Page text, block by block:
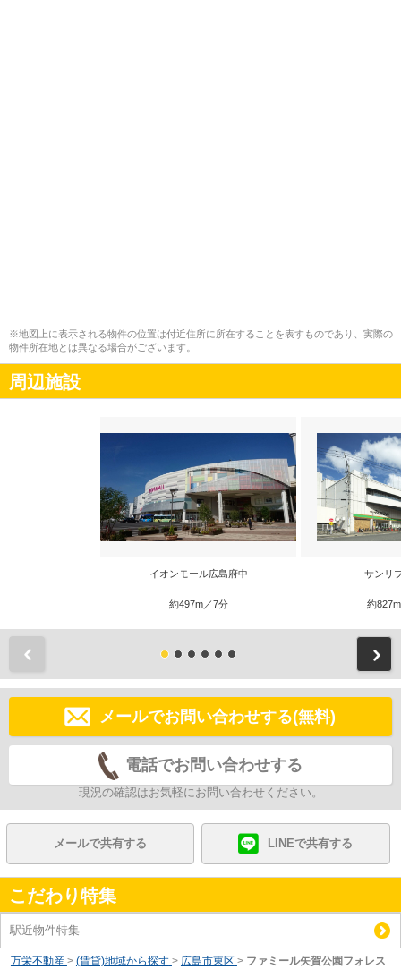
※地図上に表示される物件の位置は付近住所に所在することを表すものであり、実際の
物件所在地とは異なる場合がございます。
周辺施設
イオンモール広島府中
約497m／7分
サンリ
約
メールでお問い合わせする(無料)
電話でお問い合わせする
現況の確認はお気軽にお問い合わせください。
メールで共有する LINEで共有する
こだわり特集
駅近物件特集
万栄不動産 > (賃貸)地域から探す > 広島市東区 > ファミール矢賀公園フォレス